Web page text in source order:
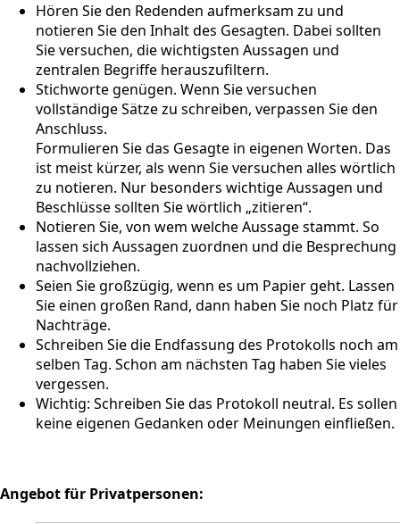
Hören Sie den Redenden aufmerksam zu und
notieren Sie den Inhalt des Gesagten. Dabei sollten
Sie versuchen, die wichtigsten Aussagen und
zentralen Begriffe herauszufiltern.
Stichworte genügen. Wenn Sie versuchen
vollständige Sätze zu schreiben, verpassen Sie den
Anschluss.
Formulieren Sie das Gesagte in eigenen Worten. Das
ist meist kürzer, als wenn Sie versuchen alles wörtlich
zu notieren. Nur besonders wichtige Aussagen und
Beschlüsse sollten Sie wörtlich „zitieren“.
Notieren Sie, von wem welche Aussage stammt. So
lassen sich Aussagen zuordnen und die Besprechung
nachvollziehen.
Seien Sie großzügig, wenn es um Papier geht. Lassen
Sie einen großen Rand, dann haben Sie noch Platz für
Nachträge.
Schreiben Sie die Endfassung des Protokolls noch am
selben Tag. Schon am nächsten Tag haben Sie vieles
vergessen.
Wichtig: Schreiben Sie das Protokoll neutral. Es sollen
keine eigenen Gedanken oder Meinungen einfließen.
Angebot für Privatpersonen: